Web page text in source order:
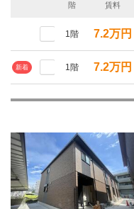
階 賃料
1階 7.2万円
新着 1階 7.2万円